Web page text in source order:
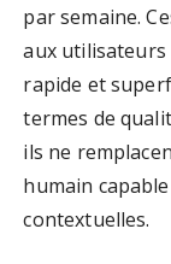
par semaine.
aux
rapide et
termes de
ils ne
humain
contextuelles.